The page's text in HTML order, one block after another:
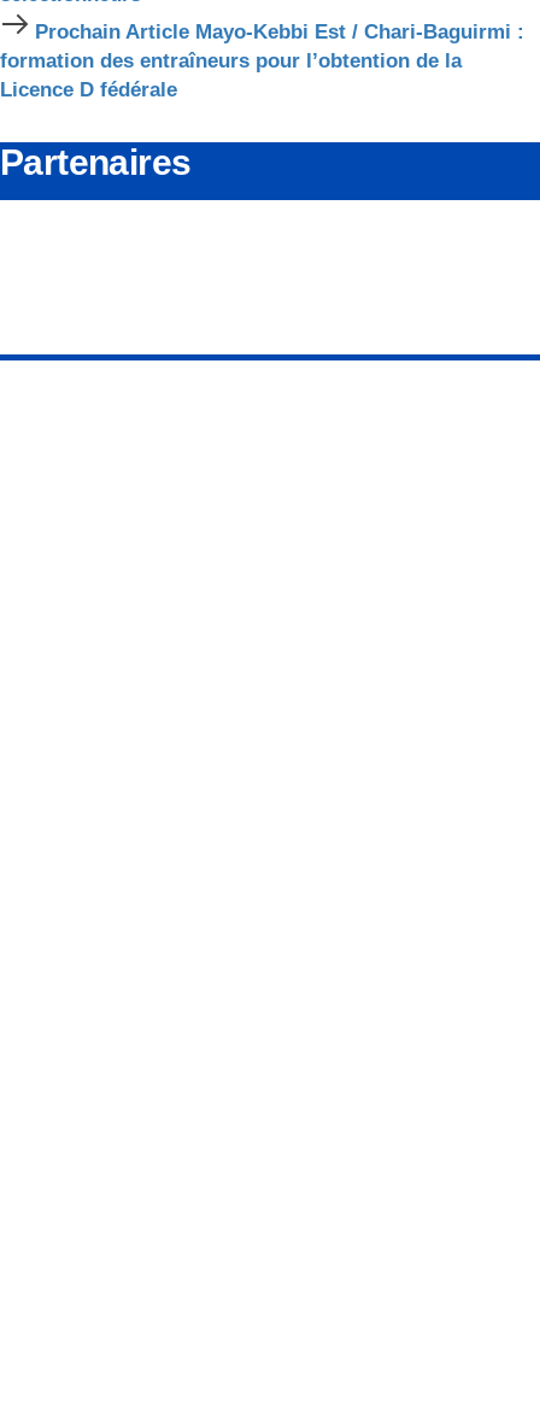
Prochain
Article
Prochain Article Mayo-Kebbi Est / Chari-Baguirmi :
formation des entraîneurs pour l’obtention de la
Licence D fédérale
Partenaires